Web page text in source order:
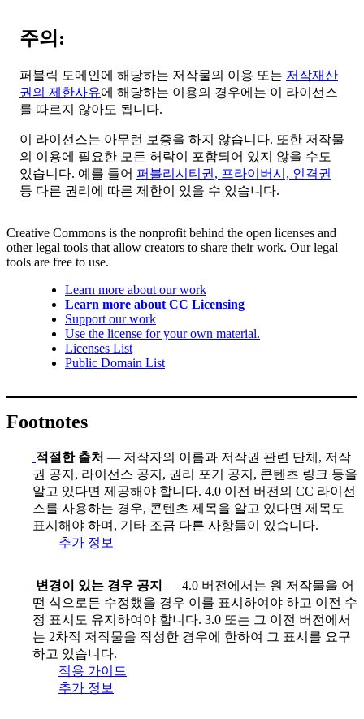
주의:
퍼블릭 도메인에 해당하는 저작물의 이용 또는 저작재산
권의 제한사유에 해당하는 이용의 경우에는 이 라이선스
를 따르지 않아도 됩니다.
이 라이선스는 아무런 보증을 하지 않습니다. 또한 저작물
의 이용에 필요한 모든 허락이 포함되어 있지 않을 수도
있습니다. 예를 들어 퍼블리시티권, 프라이버시, 인격권
등 다른 권리에 따른 제한이 있을 수 있습니다.
Creative Commons is the nonprofit behind the open licenses and
other legal tools that allow creators to share their work. Our legal
tools are free to use.
Learn more about our work
Learn more about CC Licensing
Support our work
Use the license for your own material.
Licenses List
Public Domain List
Footnotes
적절한 출처 — 저작자의 이름과 저작권 관련 단체, 저작
권 공지, 라이선스 공지, 권리 포기 공지, 콘텐츠 링크 등을
알고 있다면 제공해야 합니다. 4.0 이전 버전의 CC 라이선
스를 사용하는 경우, 콘텐츠 제목을 알고 있다면 제목도
표시해야 하며, 기타 조금 다른 사항들이 있습니다.
추가 정보
변경이 있는 경우 공지 — 4.0 버전에서는 원 저작물을 어
떤 식으로든 수정했을 경우 이를 표시하여야 하고 이전 수
정 표시도 유지하여야 합니다. 3.0 또는 그 이전 버전에서
는 2차적 저작물을 작성한 경우에 한하여 그 표시를 요구
하고 있습니다.
적용 가이드
추가 정보